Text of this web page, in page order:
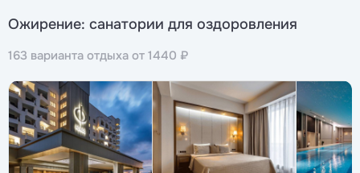
Ожирение: санатории для оздоровления
163 варианта отдыха от 1440 ₽